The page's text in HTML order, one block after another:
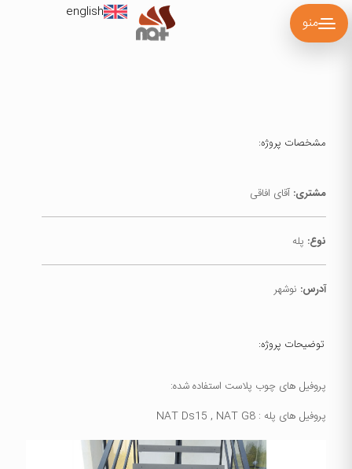
منو
english
مشخصات پروژه:
مشتری: آقای افاقی
نوع: پله
آدرس: نوشهر
توضیحات پروژه:
پروفیل های چوب پلاست استفاده شده:
پروفیل های پله : NAT Ds15 , NAT G8